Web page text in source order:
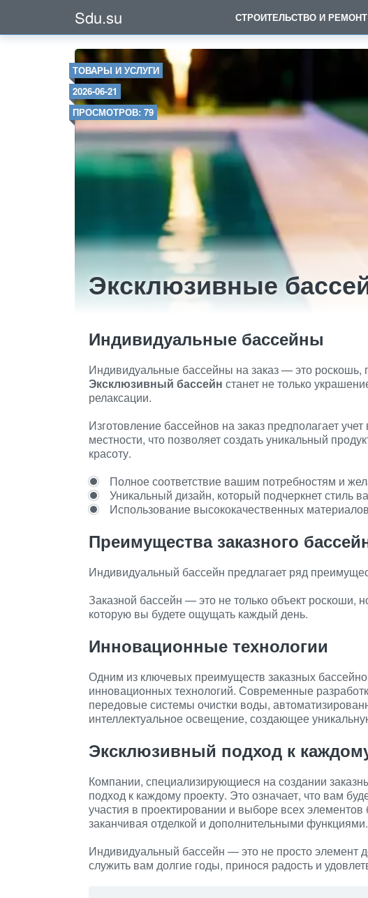
Sdu.su СТРОИТЕЛЬСТВО И РЕМОНТ
ТОВАРЫ И УСЛУГИ
2026-06-21
ПРОСМОТРОВ: 79
Эксклюзивные
Индивидуальные бассейны
Индивидуальные бассейны на заказ — это роскошь,
Эксклюзивный бассейн станет не только
релаксации.
Изготовление бассейнов на заказ предполагает
местности, что позволяет создать уникальный
красоту.
Полное соответствие вашим потребностям и
Уникальный дизайн, который подчеркнет стиль
Использование высококачественных
Преимущества заказного
Индивидуальный бассейн предлагает ряд
Заказной бассейн — это не только объект роскоши,
которую вы будете ощущать каждый день.
Инновационные технологии
Одним из ключевых преимуществ заказных
инновационных технологий. Современные
передовые системы очистки воды,
интеллектуальное освещение, создающее
Эксклюзивный подход к
Компании, специализирующиеся на создании
подход к каждому проекту. Это означает, что вам
участия в проектировании и выборе всех
заканчивая отделкой и дополнительными функциями.
Индивидуальный бассейн — это не просто элемент
служить вам долгие годы, принося радость и